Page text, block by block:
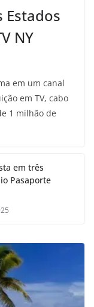
Estados
NY
em um canal
em TV, cabo
1 milhão de
em três
Pasaporte